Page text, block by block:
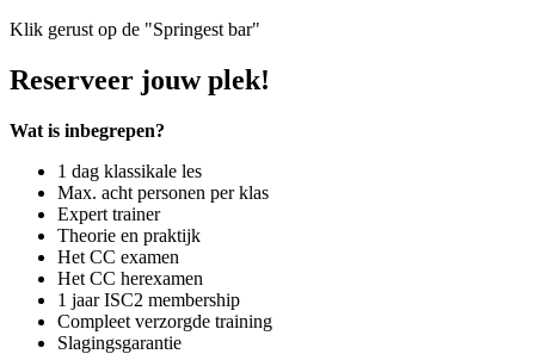
Klik gerust op de "Springest bar"
Reserveer jouw plek!
Wat is inbegrepen?
1 dag klassikale les
Max. acht personen per klas
Expert trainer
Theorie en praktijk
Het CC examen
Het CC herexamen
1 jaar ISC2 membership
Compleet verzorgde training
Slagingsgarantie